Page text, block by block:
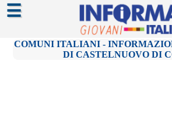
☰
COMUNI ITALIANI -
DI CASTELNUOVO DI